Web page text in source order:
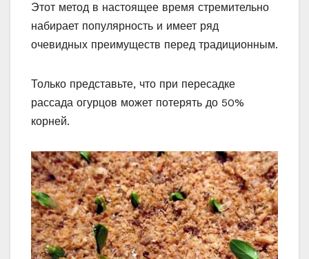
Этот метод в настоящее время стремительно
набирает популярность и имеет ряд
очевидных преимуществ перед традиционным.
Только представьте, что при пересадке
рассада огурцов может потерять до 50%
корней.